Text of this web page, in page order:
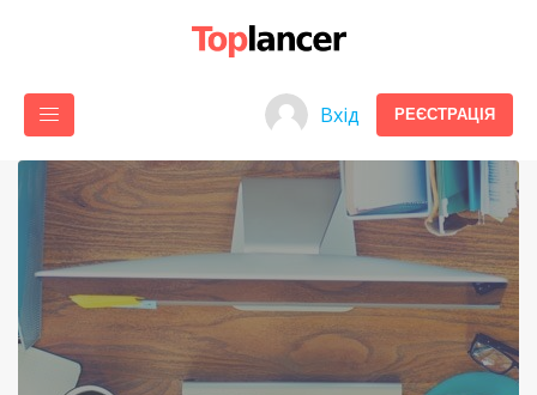
Вхід РЕЄСТРАЦІЯ